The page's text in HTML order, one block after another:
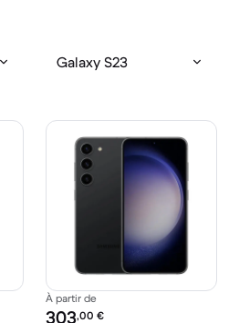
Galaxy S23
À partir de
Prix reconditionné :
303,00 €